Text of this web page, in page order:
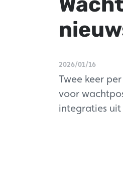
2026/01/16
Twee keer
voor
integraties